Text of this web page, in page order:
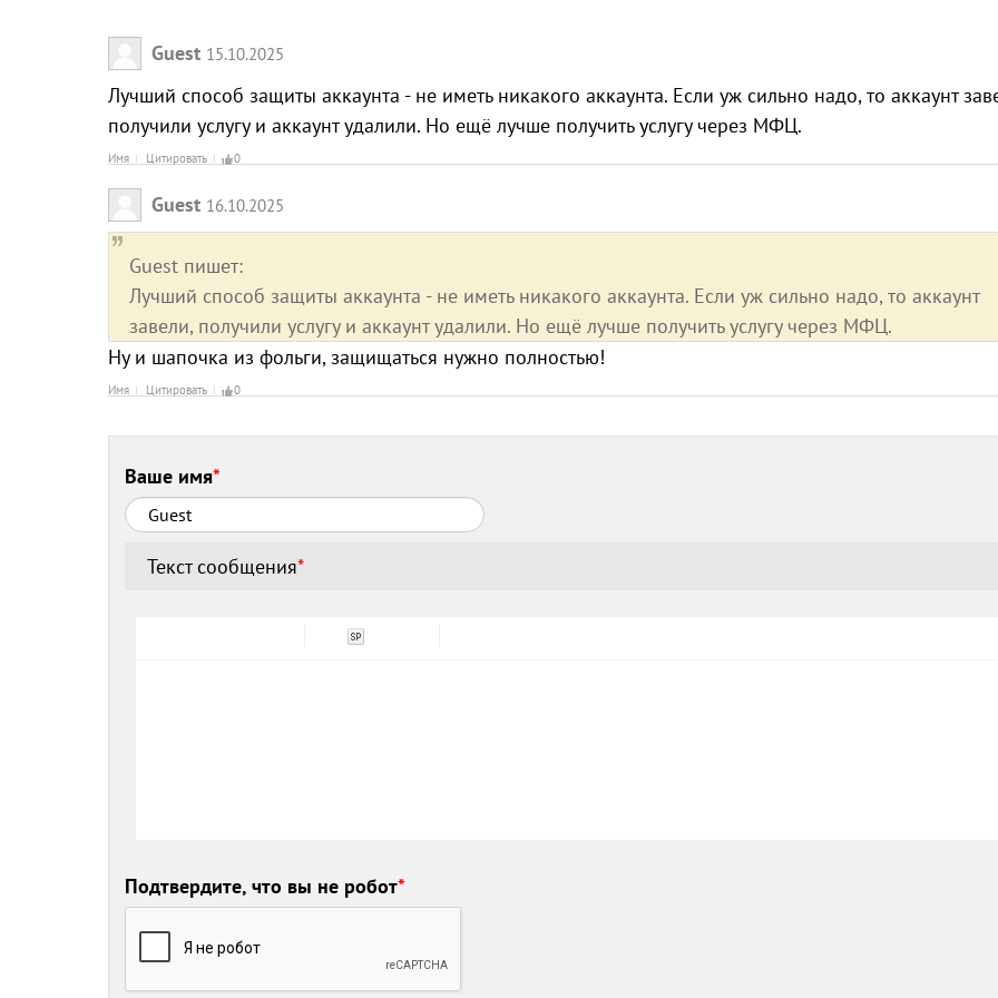
Guest 15.10.2025
Лучший способ защиты аккаунта - не иметь никакого аккаунта. Если уж сильно надо, то аккаунт
получили услугу и аккаунт удалили. Но ещё лучше получить услугу через МФЦ.
Имя Цитировать 0
Guest 16.10.2025
Guest пишет:
Лучший способ защиты аккаунта - не иметь никакого аккаунта. Если уж сильно надо, то аккаунт
завели, получили услугу и аккаунт удалили. Но ещё лучше получить услугу через МФЦ.
Ну и шапочка из фольги, защищаться нужно полностью!
Имя Цитировать 0
Ваше имя*
Текст сообщения*
Подтвердите, что вы не робот*